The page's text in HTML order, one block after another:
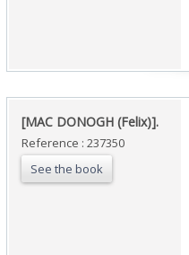
‎[MAC DONOGH (Felix)].‎
Reference : 237350
See the book